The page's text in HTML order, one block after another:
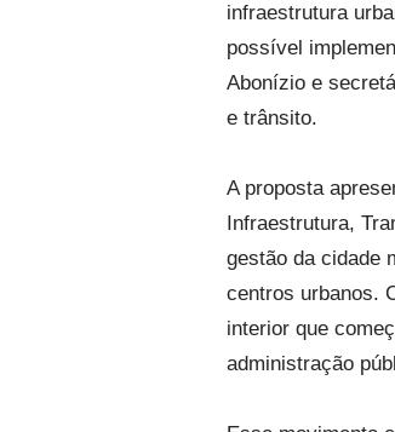
infraestrutura
possível
Abonízio e
e trânsito.
A proposta
Infraestrutura,
gestão da cidade
centros urbanos.
interior que
administração